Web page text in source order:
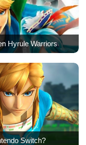
Hyrule Warriors
Switch?